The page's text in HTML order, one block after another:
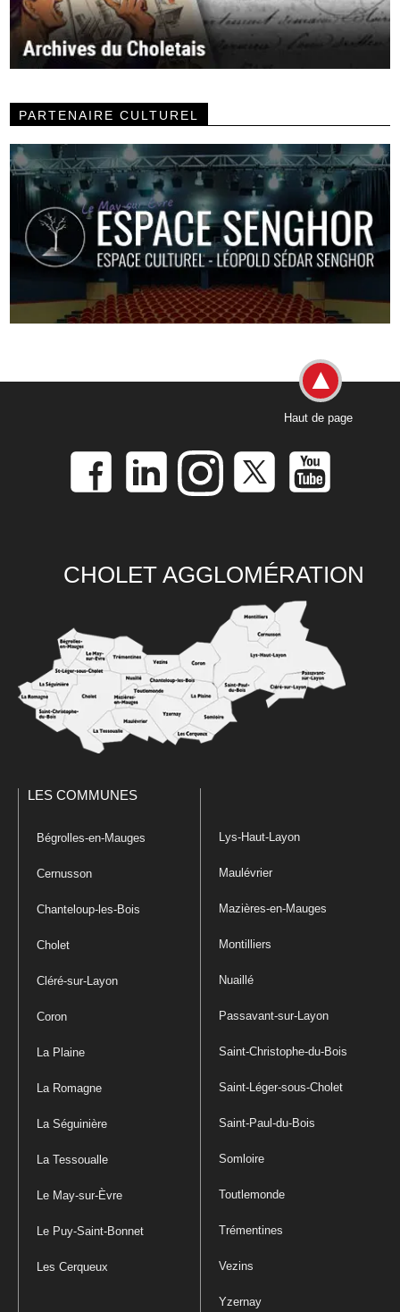
PARTENAIRE CULTUREL
Haut de page
CHOLET AGGLOMÉRATION
LES COMMUNES
Bégrolles-en-Mauges
Cernusson
Chanteloup-les-Bois
Cholet
Cléré-sur-Layon
Coron
La Plaine
La Romagne
La Séguinière
La Tessoualle
Le May-sur-Èvre
Le Puy-Saint-Bonnet
Les Cerqueux
Lys-Haut-Layon
Maulévrier
Mazières-en-Mauges
Montilliers
Nuaillé
Passavant-sur-Layon
Saint-Christophe-du-Bois
Saint-Léger-sous-Cholet
Saint-Paul-du-Bois
Somloire
Toutlemonde
Trémentines
Vezins
Yzernay